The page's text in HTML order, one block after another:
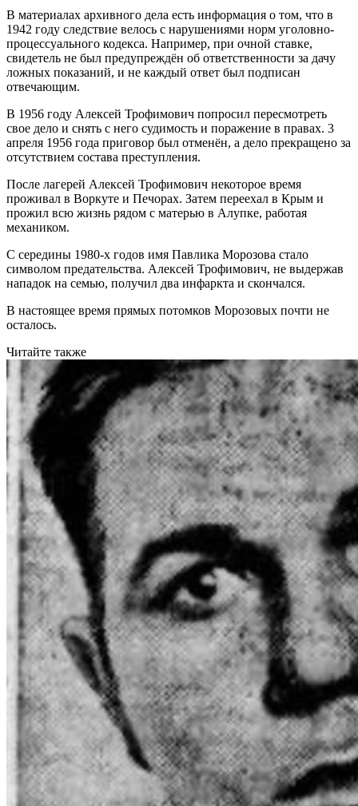
В материалах архивного дела есть информация о том, что в
1942 году следствие велось с нарушениями норм уголовно-
процессуального кодекса. Например, при очной ставке,
свидетель не был предупреждён об ответственности за дачу
ложных показаний, и не каждый ответ был подписан
отвечающим.
В 1956 году Алексей Трофимович попросил пересмотреть
свое дело и снять с него судимость и поражение в правах. 3
апреля 1956 года приговор был отменён, а дело прекращено за
отсутствием состава преступления.
После лагерей Алексей Трофимович некоторое время
проживал в Воркуте и Печорах. Затем переехал в Крым и
прожил всю жизнь рядом с матерью в Алупке, работая
механиком.
С середины 1980-х годов имя Павлика Морозова стало
символом предательства. Алексей Трофимович, не выдержав
нападок на семью, получил два инфаркта и скончался.
В настоящее время прямых потомков Морозовых почти не
осталось.
Читайте также